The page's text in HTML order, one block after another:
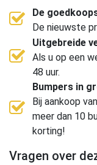
De
De nieuwste
Uitgebreide
Als u op een
48 uur.
Bumpers in
Bij aankoop
meer dan 10
korting!
Vragen over